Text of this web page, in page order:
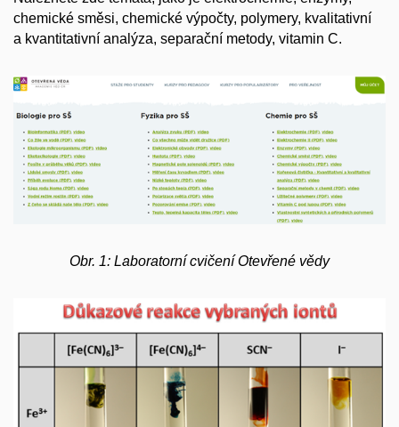
chemické směsi, chemické výpočty, polymery, kvalitativní
a kvantitativní analýza, separační metody, vitamin C.
Obr. 1: Laboratorní cvičení Otevřené vědy